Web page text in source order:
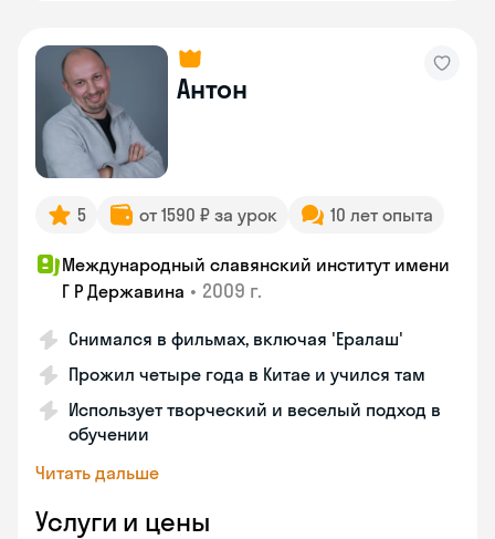
Антон
5 от 1590 ₽ за урок 10 лет опыта
Международный славянский институт имени
Г Р Державина • 2009 г.
Снимался в фильмах, включая 'Ералаш'
Прожил четыре года в Китае и учился там
Использует творческий и веселый подход в
обучении
Читать дальше
Услуги и цены